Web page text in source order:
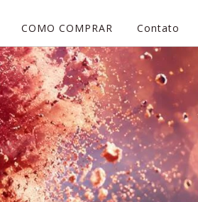
COMO COMPRAR Contato